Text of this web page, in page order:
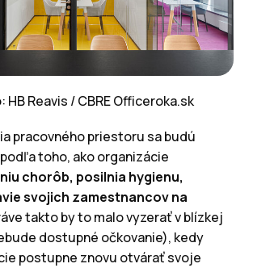
Reavis / CBRE Officeroka.sk
pracovného priestoru sa budú
toho, ako organizácie
chorôb, posilnia hygienu,
svojich zamestnancov na
takto by to malo vyzerať v blízkej
dostupné očkovanie), kedy
postupne znovu otvárať svoje